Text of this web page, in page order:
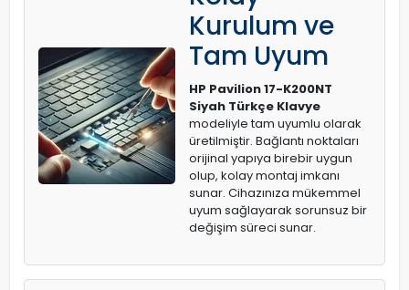
Kurulum ve
Tam Uyum
HP Pavilion 17-K200NT
Siyah Türkçe Klavye
modeliyle tam uyumlu olarak
üretilmiştir. Bağlantı noktaları
orijinal yapıya birebir uygun
olup, kolay montaj imkanı
sunar. Cihazınıza mükemmel
uyum sağlayarak sorunsuz bir
değişim süreci sunar.